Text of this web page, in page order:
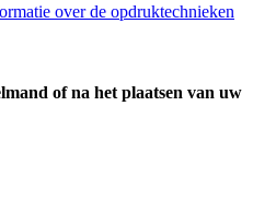
over de opdruktechnieken
of na het plaatsen van uw